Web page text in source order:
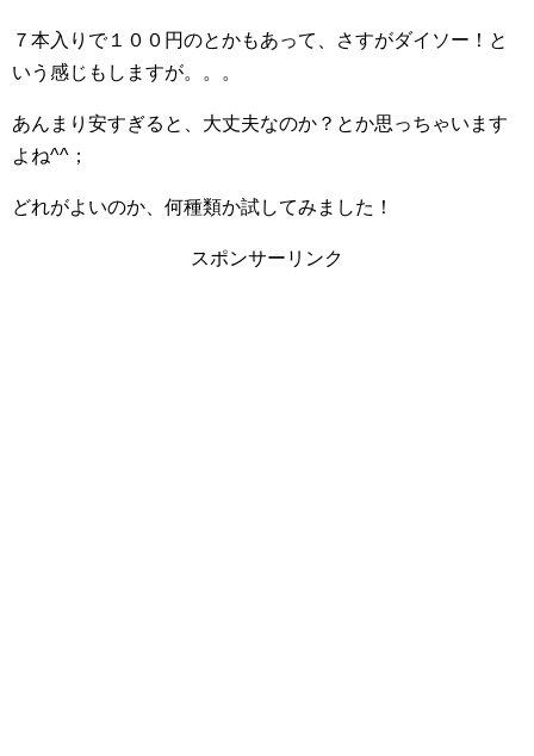
７本入りで１００円のとかもあって、さすがダイソー！と
いう感じもしますが。。。
あんまり安すぎると、大丈夫なのか？とか思っちゃいます
よね^^；
どれがよいのか、何種類か試してみました！
スポンサーリンク